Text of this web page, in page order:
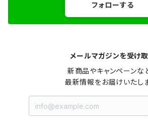
フォローする
メールマガジンを受け
新商品やキャンペーンな
最新情報をお届けいたしま